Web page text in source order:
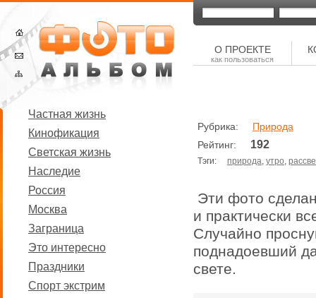
Частная жизнь
Кинофикация
Светская жизнь
Наследие
Россия
Москва
Заграница
Это интересно
Праздники
Спорт экстрим
О ПРОЕКТЕ
как пользоваться
Рубрика: Природа
Рейтинг: 192
Тэги: природа, утро,
Эти фото
и практически
Случайно
поднадоевший
свете.